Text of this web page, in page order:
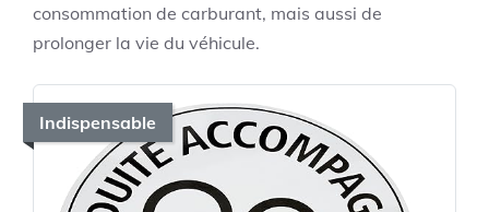
consommation de carburant, mais aussi de
prolonger la vie du véhicule.
Indispensable